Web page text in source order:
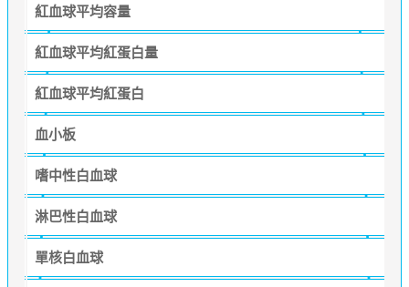
紅血球平均容量
紅血球平均紅蛋白量
紅血球平均紅蛋白
血小板
嗜中性白血球
淋巴性白血球
單核白血球